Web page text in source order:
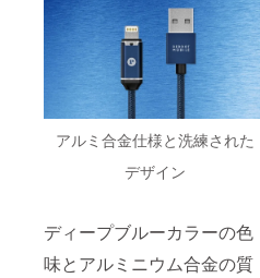
アルミ合金仕様と洗練された
デザイン
ディープブルーカラーの色
味とアルミニウム合金の質